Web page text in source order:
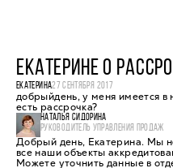
ЕКАТЕРИНЕ О
ЕКАТЕРИНА27 СЕНТЯБРЯ 2017
добрыйдень, у меня имеется
есть рассрочка?
НАТАЛЬЯ СИДОРИНА
РУКОВОДИТЕЛЬ УПРАВЛЕНИЯ ПРОДАЖ
Добрый день, Екатерина. Мы
все наши объекты
Можете уточнить данные в